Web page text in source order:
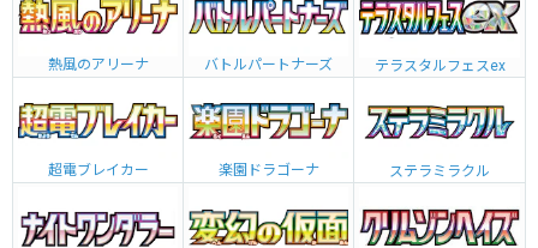
熱風のアリーナ バトルパートナーズ テラスタルフェスex
超電ブレイカー 楽園ドラゴーナ ステラミラクル